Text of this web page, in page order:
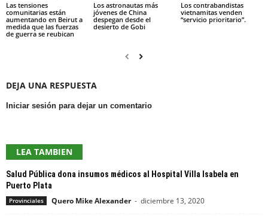
Las tensiones
comunitarias están
aumentando en Beirut a
medida que las fuerzas
de guerra se reubican
Los astronautas más
jóvenes de China
despegan desde el
desierto de Gobi
Los contrabandistas
vietnamitas venden
“servicio prioritario”.
DEJA UNA RESPUESTA
Iniciar sesión para dejar un comentario
LEA TAMBIEN
Salud Pública dona insumos médicos al Hospital Villa Isabela en
Puerto Plata
Provinciales Quero Mike Alexander - diciembre 13, 2020